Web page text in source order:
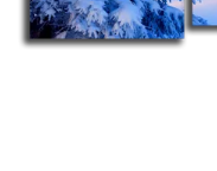
Новогодние картины
Для кухни